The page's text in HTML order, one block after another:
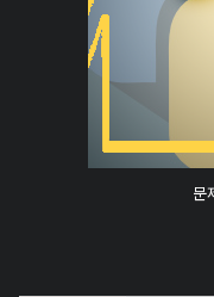
문